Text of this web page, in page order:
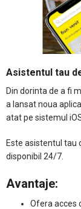
Asistentul tau
Din dorinta de a fi
a lansat noua
atat pe sistemul
Este asistentul tau
disponibil 24/7.
Avantaje:
Ofera acces